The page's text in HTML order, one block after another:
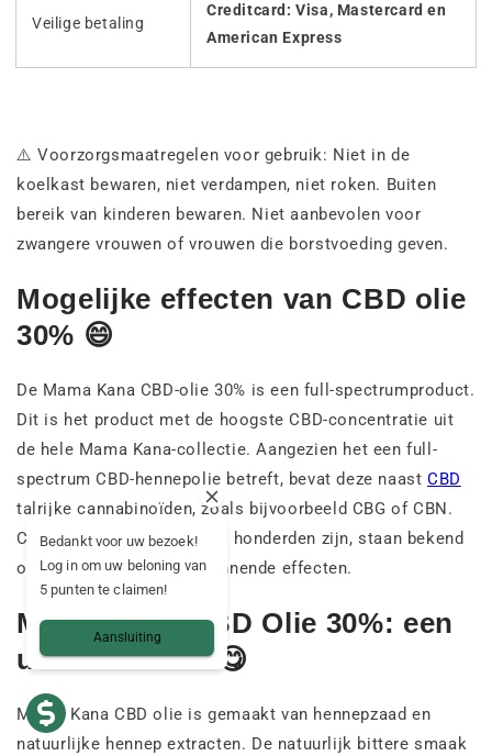
Veilige betaling
Creditcard: Visa, Mastercard en
American Express
⚠️ Voorzorgsmaatregelen voor gebruik: Niet in de
koelkast bewaren, niet verdampen, niet roken. Buiten
bereik van kinderen bewaren. Niet aanbevolen voor
zwangere vrouwen of vrouwen die borstvoeding geven.
Mogelijke effecten van CBD olie
30% 😄
De Mama Kana CBD-olie 30% is een full-spectrumproduct.
Dit is het product met de hoogste CBD-concentratie uit
de hele Mama Kana-collectie. Aangezien het een full-
spectrum CBD-hennepolie betreft, bevat deze naastCBD
talrijke cannabinoïden, zoals bijvoorbeeld CBG of CBN.
Cannabinoïden, waarvan er honderden zijn, staan bekend
om hun potentieel ontspannende effecten.
Mama Kana CBD Olie 30%: een
unieke smaak 😋
Mama Kana CBD olie is gemaakt van hennepzaad en
natuurlijke hennep extracten. De natuurlijk bittere smaak
Bedankt voor uw bezoek!
Log in om uw beloning van
5 punten te claimen!
Aansluiting